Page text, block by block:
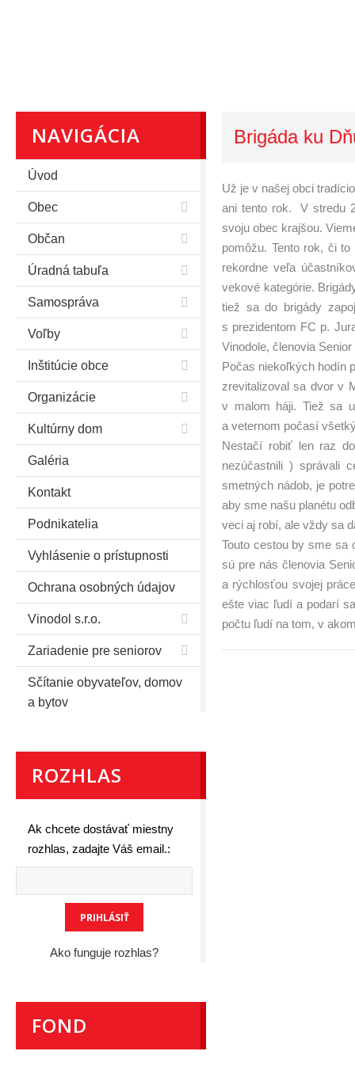
NAVIGÁCIA
Úvod
Obec
Občan
Úradná tabuľa
Samospráva
Voľby
Inštitúcie obce
Organizácie
Kultúrny dom
Galéria
Kontakt
Podnikatelia
Vyhlásenie o prístupnosti
Ochrana osobných údajov
Vinodol s.r.o.
Zariadenie pre seniorov
Sčítanie obyvateľov, domov
a bytov
ROZHLAS
Ak chcete dostávať miestny
rozhlas, zadajte Váš email.:
Ako funguje rozhlas?
FOND
Brigáda ku
Už je v našej obci
ani tento rok. V stredu
svoju obec krajšou.
pomôžu. Tento rok, či
rekordne veľa
vekové kategórie.
tiež sa do brigády
s prezidentom FC p.
Vinodole, členovia
Počas niekoľkých hodín
zrevitalizoval sa dvor v
v malom háji. Tiež sa
a veternom počasí
Nestačí robiť len raz
nezúčastnili ) správali
smetných nádob, je
aby sme našu planétu
veci aj robí, ale vždy sa
Touto cestou by sme sa
sú pre nás členovia
a rýchlosťou svojej
ešte viac ľudí a podarí
počtu ľudí na tom, v